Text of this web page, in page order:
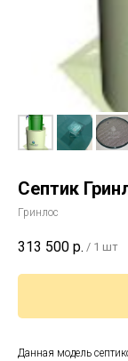
Септик
Гринлос
313 500 р. / 1 шт
Данная модель